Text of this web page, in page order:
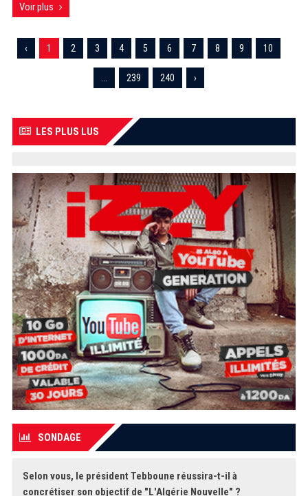
Voir plus
‹ 1 2 3 4 5 6 7 8 9 10
239 240 ›
LES PLUS LUS
SONDAGE
Selon vous, le président Tebboune réussira-t-il à
concrétiser son objectif de "L'Algérie Nouvelle" ?